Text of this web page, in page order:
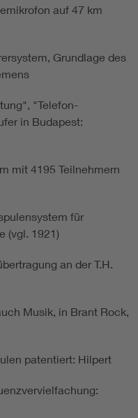
auf 47 km
Grundlage des
"Telefon-
in Budapest:
mit 4195 Teilnehmern
für
(vgl. 1921)
an der T.H.
Musik, in Brant Rock,
patentiert: Hilpert